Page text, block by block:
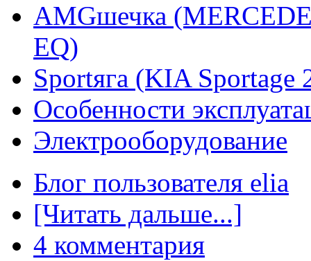
AMGшечка
EQ)
Sportяга (KIA
Особенности
Электрооборудование
Блог пользователя elia
[Читать дальше...]
4 комментария